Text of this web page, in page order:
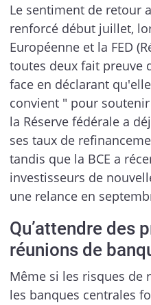
Le sentiment de retour
renforcé début juillet,
Européenne et la FED
toutes deux fait preuve
face en déclarant
convient " pour
la Réserve fédérale a
ses taux de
tandis que la BCE a
investisseurs de
une relance en
Qu’attendre des
réunions de
Même si les risques de
les banques centrales